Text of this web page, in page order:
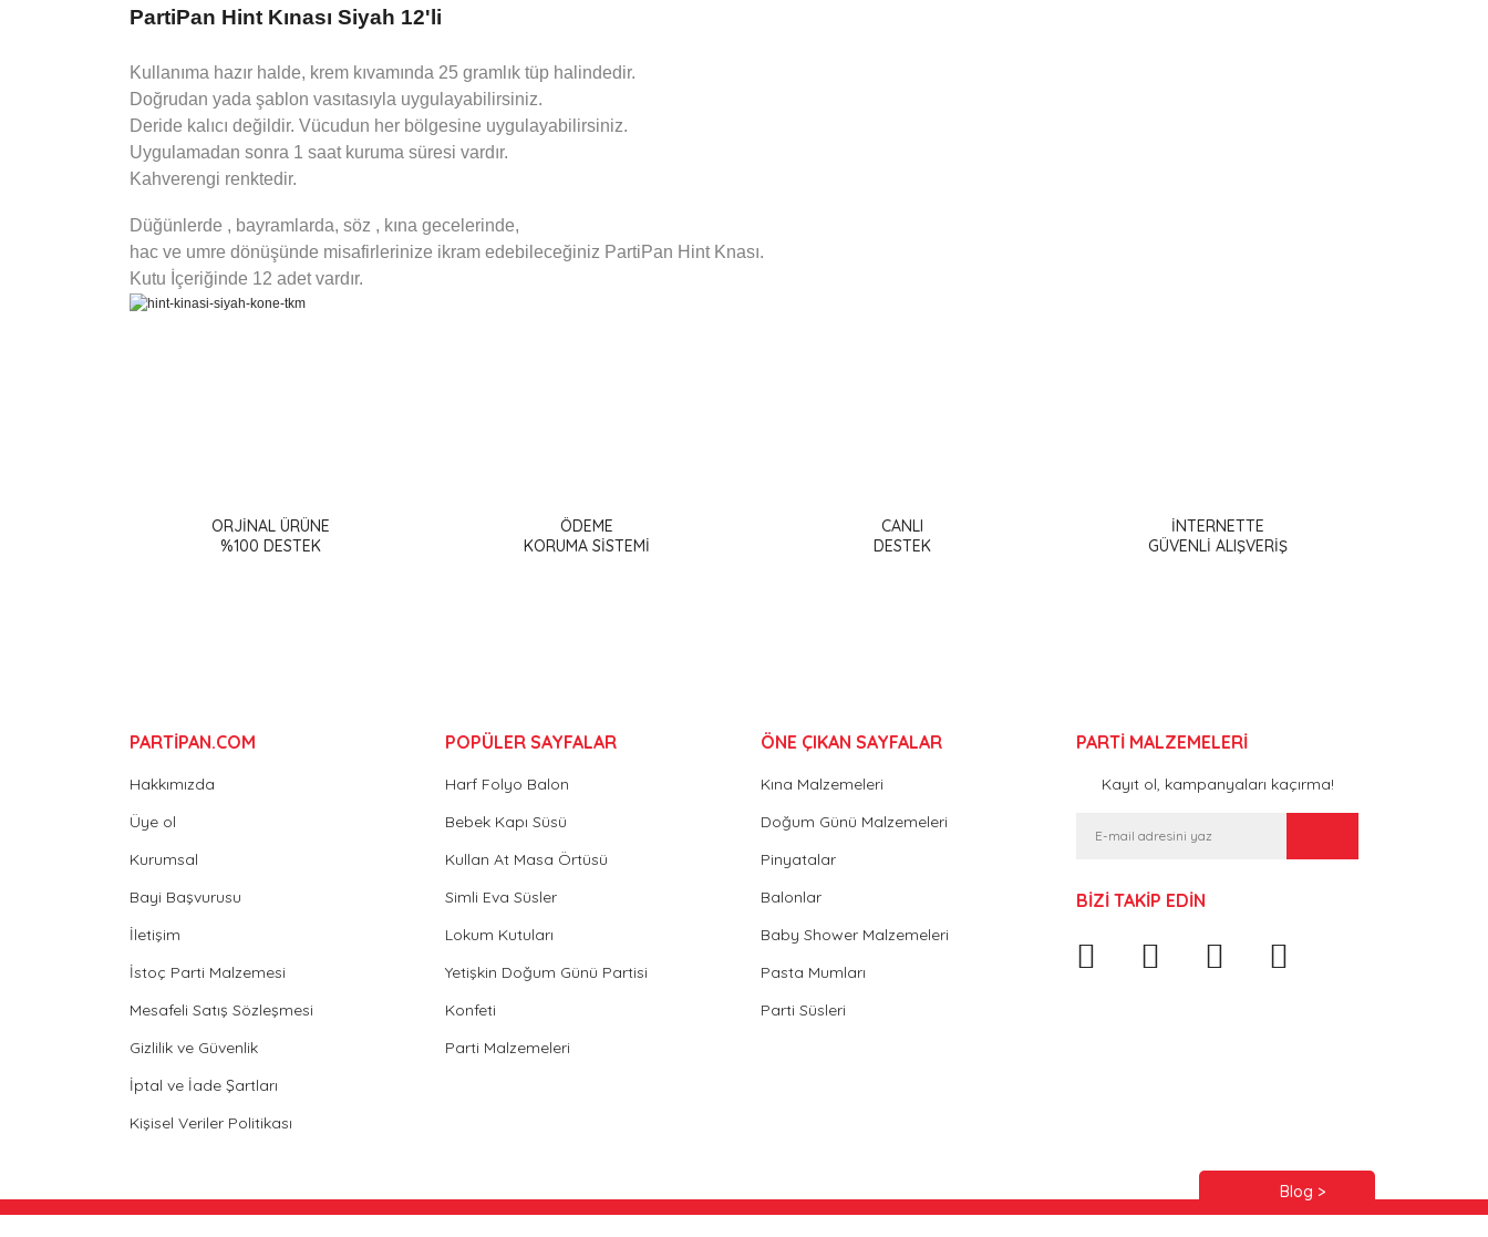
PartiPan Hint Kınası Siyah 12'li
Kullanıma hazır halde, krem kıvamında 25 gramlık tüp halindedir.
Doğrudan yada şablon vasıtasıyla uygulayabilirsiniz.
Deride kalıcı değildir. Vücudun her bölgesine uygulayabilirsiniz.
Uygulamadan sonra 1 saat kuruma süresi vardır.
Kahverengi renktedir.
Düğünlerde , bayramlarda, söz , kına gecelerinde,
hac ve umre dönüşünde misafirlerinize ikram edebileceğiniz PartiPan Hint Knası.
Kutu İçeriğinde 12 adet vardır.
Ürün resmi kalitesiz, bozuk veya görüntülenemiyor.
ORJİNAL ÜRÜNE
%100 DESTEK
ÖDEME
KORUMA SİSTEMİ
CANLI
DESTEK
İNTERNETTE
GÜVENLİ ALIŞVERİŞ
PARTİPAN.COM
Hakkımızda
Üye ol
Kurumsal
Bayi Başvurusu
İletişim
İstoç Parti Malzemesi
Mesafeli Satış Sözleşmesi
Gizlilik ve Güvenlik
İptal ve İade Şartları
Kişisel Veriler Politikası
POPÜLER SAYFALAR
Harf Folyo Balon
Bebek Kapı Süsü
Kullan At Masa Örtüsü
Simli Eva Süsler
Lokum Kutuları
Yetişkin Doğum Günü Partisi
Konfeti
Parti Malzemeleri
ÖNE ÇIKAN SAYFALAR
Kına Malzemeleri
Doğum Günü Malzemeleri
Pinyatalar
Balonlar
Baby Shower Malzemeleri
Pasta Mumları
Parti Süsleri
PARTİ MALZEMELERİ
Kayıt ol, kampanyaları kaçırma!
BİZİ TAKİP EDİN
Blog >